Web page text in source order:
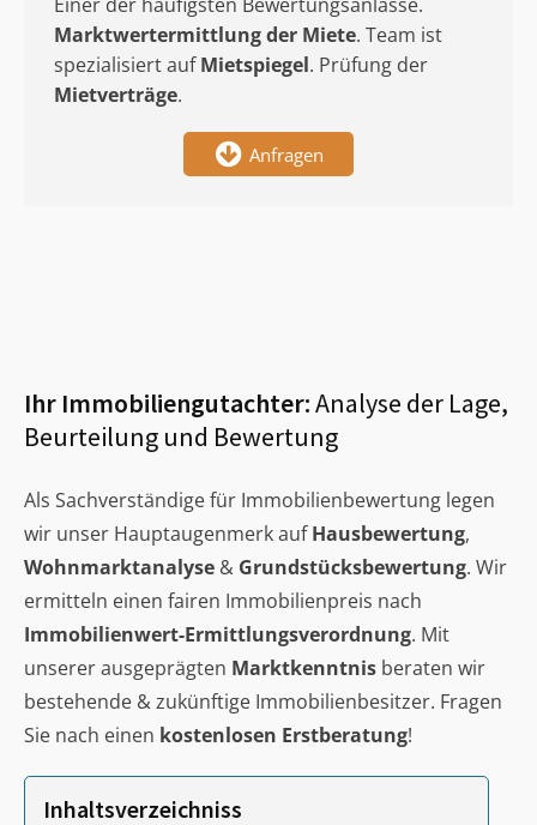
Marktwertermittlungder Miete. Team ist
spezialisiert aufMietspiegel. Prüfung der
Mietverträge.
Anfragen
Ihr Immobiliengutachter:Analyse der Lage,
Beurteilung und Bewertung
Als Sachverständige für Immobilienbewertung legen
wir unser Hauptaugenmerk aufHausbewertung,
Wohnmarktanalyse & Grundstücksbewertung. Wir
ermitteln einen fairen Immobilienpreis nach
Immobilienwert-Ermittlungsverordnung. Mit
unserer ausgeprägten Marktkenntnis beraten wir
bestehende & zukünftige Immobilienbesitzer. Fragen
Sie nach einen kostenlosen Erstberatung!
Inhaltsverzeichniss